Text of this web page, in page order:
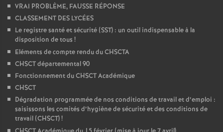
VRAI PROBLÈME, FAUSSE RÉPONSE
CLASSEMENT DES LYCÉES
Le registre santé et sécurité (SST) : un outil indispensable à la
disposition de tous !
Eléments de compte rendu du CHSCTA
CHSCT départemental 90
Fonctionnement du CHSCT Académique
CHSCT
Dégradation programmée de nos conditions de travail et d’emploi :
saisissons les comités d’hygiène de sécurité et des conditions de
travail (CHSCT)!